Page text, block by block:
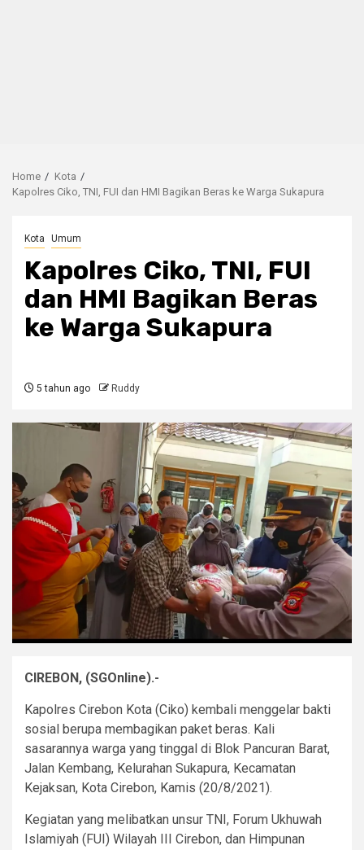
Home
Kota
Kapolres Ciko, TNI, FUI dan HMI Bagikan Beras ke Warga Sukapura
Kota Umum
Kapolres Ciko, TNI, FUI
dan HMI Bagikan Beras
ke Warga Sukapura
5 tahun ago Ruddy
CIREBON, (SGOnline).-
Kapolres Cirebon Kota (Ciko) kembali menggelar bakti
sosial berupa membagikan paket beras. Kali
sasarannya warga yang tinggal di Blok Pancuran Barat,
Jalan Kembang, Kelurahan Sukapura, Kecamatan
Kejaksan, Kota Cirebon, Kamis (20/8/2021).
Kegiatan yang melibatkan unsur TNI, Forum Ukhuwah
Islamiyah (FUI) Wilayah III Cirebon, dan Himpunan